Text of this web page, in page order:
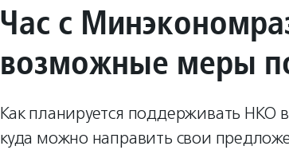
Час с
возможные меры
Как планируется поддерживать НКО
куда можно направить свои